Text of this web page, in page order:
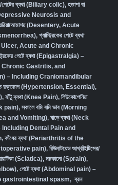
পেটের ব্যথা (Biliary colic), হতাশা বা
Neurosis and
আমাশয় (Desentery, Acute
, গ্যাস্ট্রিকের পেটে ব্যথা
Acute and Chronic
পেটে ব্যথা (Epigastralgia) –
Gastritis, and
– Including Craniomandibular
রক্তচাপ (Hypertension, Essential),
, হাঁটু ব্যথা (Knee Pain), লিউকোপেনিয়া
pain), সকালে বমি বমি ভাব (Morning
and Vomiting), ঘাড়ে ব্যথা (Neck
Including Dental Pain and
, কাঁধের ব্যথা (Periarthritis of the
pain), রিউমাটয়েড আর্থ্রাইটিসের/
(Sciatica), মচকানো (Sprain),
, পেটে ব্যথা (Abdominal pain) –
gastrointestinal spasm, ব্রন